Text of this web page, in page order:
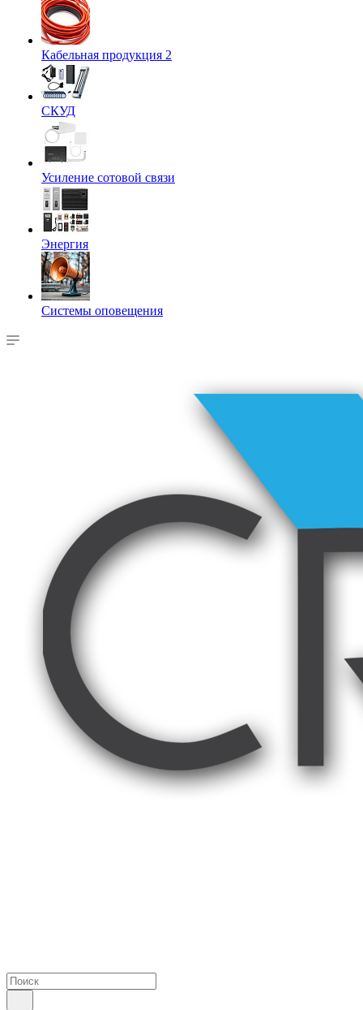
Кабельная продукция 2
СКУД
Усиление сотовой связи
Энергия
Системы оповещения